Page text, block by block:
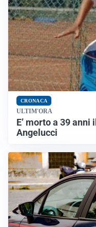
CRONACA
ULTIM'ORA
E’ morto a 39
Angelucci